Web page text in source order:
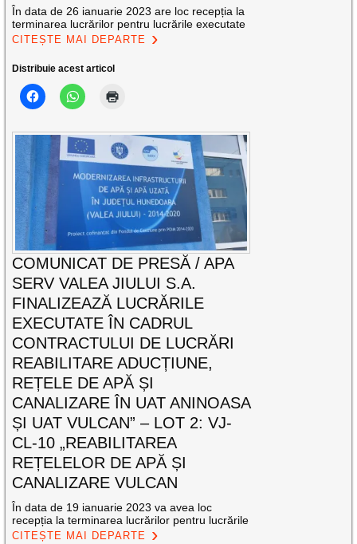
În data de 26 ianuarie 2023 are loc recepția la
terminarea lucrărilor pentru lucrările executate
CITEȘTE MAI DEPARTE
Distribuie acest articol
COMUNICAT DE PRESĂ / APA
SERV VALEA JIULUI S.A.
FINALIZEAZĂ LUCRĂRILE
EXECUTATE ÎN CADRUL
CONTRACTULUI DE LUCRĂRI
REABILITARE ADUCȚIUNE,
REȚELE DE APĂ ȘI
CANALIZARE ÎN UAT ANINOASA
ȘI UAT VULCAN” – LOT 2: VJ-
CL-10 „REABILITAREA
REȚELELOR DE APĂ ȘI
CANALIZARE VULCAN
În data de 19 ianuarie 2023 va avea loc
recepția la terminarea lucrărilor pentru lucrările
CITEȘTE MAI DEPARTE